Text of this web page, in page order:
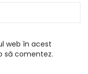
web în acest
să comentez.